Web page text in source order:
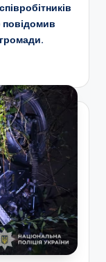
повідомив